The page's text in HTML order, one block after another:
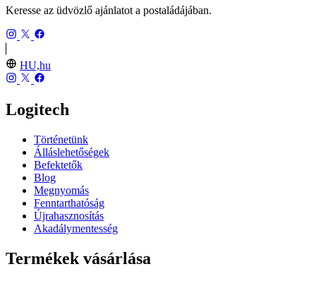
Keresse az üdvözlő ajánlatot a postaládájában.
HU,hu
Logitech
Történetünk
Álláslehetőségek
Befektetők
Blog
Megnyomás
Fenntarthatóság
Újrahasznosítás
Akadálymentesség
Termékek vásárlása